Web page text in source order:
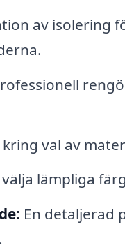
av isolering
val av
lämpliga
En detaljerad